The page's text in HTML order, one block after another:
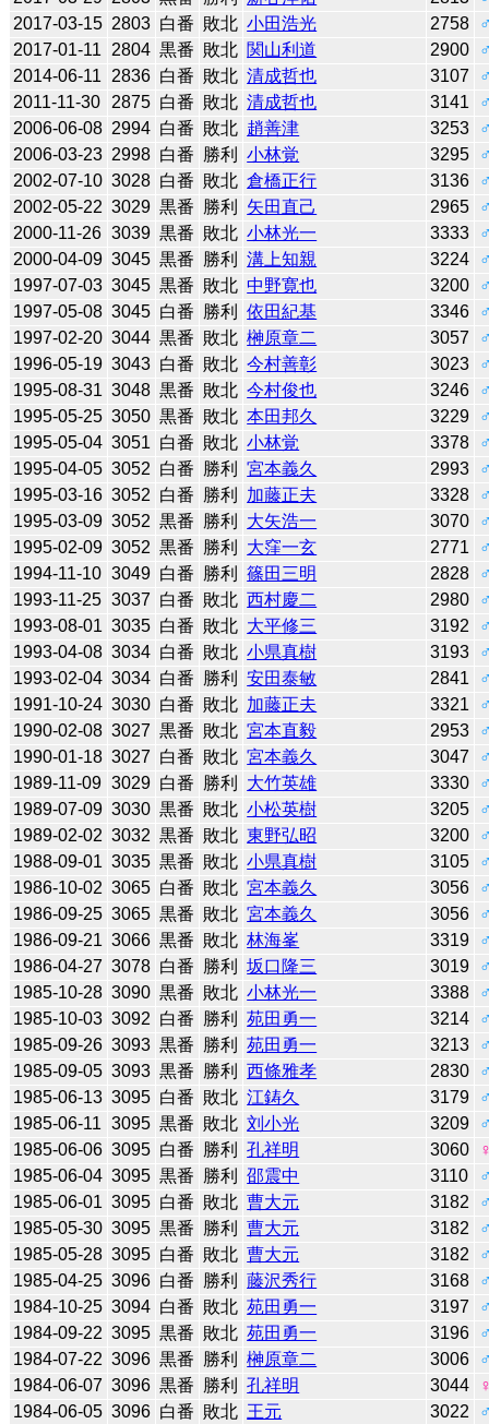
2017-03-15 2803 白番 敗北 小田浩光 2758
2017-01-11
2804 黒番 敗北 関山利道 2900
2014-06-11
2836 白番 敗北 清成哲也 3107
2011-11-30
2875 白番 敗北 清成哲也 3141
2006-06-08 2994 白番 敗北 趙善津 3253
2006-03-23 2998 白番 勝利 小林覚 3295
2002-07-10 3028 白番 敗北 倉橋正行 3136
2002-05-22 3029 黒番 勝利 矢田直己 2965
2000-11-26 3039 黒番 敗北 小林光一 3333
2000-04-09 3045 黒番 勝利 溝上知親 3224
1997-07-03 3045 黒番 敗北 中野寛也 3200
1997-05-08 3045 白番 勝利 依田紀基 3346
1997-02-20 3044 黒番 敗北 榊原章二 3057
1996-05-19 3043 白番 敗北 今村善彰 3023
1995-08-31 3048 黒番 敗北 今村俊也 3246
1995-05-25 3050 黒番 敗北 本田邦久 3229
1995-05-04 3051 白番 敗北 小林覚 3378
1995-04-05 3052 白番 勝利 宮本義久 2993
1995-03-16 3052 白番 勝利 加藤正夫 3328
1995-03-09 3052 黒番 勝利 大矢浩一 3070
1995-02-09 3052 黒番 勝利 大窪一玄 2771
1994-11-10 3049 白番 勝利 篠田三明 2828
1993-11-25 3037 白番 敗北 西村慶二 2980
1993-08-01 3035 白番 敗北 大平修三 3192
1993-04-08 3034 白番 敗北 小県真樹 3193
1993-02-04 3034 白番 勝利 安田泰敏 2841
1991-10-24 3030 白番 敗北 加藤正夫 3321
1990-02-08 3027 黒番 敗北 宮本直毅 2953
1990-01-18 3027 白番 敗北 宮本義久 3047
1989-11-09 3029 白番 勝利 大竹英雄 3330
1989-07-09 3030 黒番 敗北 小松英樹 3205
1989-02-02 3032 黒番 敗北 東野弘昭 3200
1988-09-01 3035 黒番 敗北 小県真樹 3105
1986-10-02 3065 白番 敗北 宮本義久 3056
1986-09-25 3065 黒番 敗北 宮本義久 3056
1986-09-21 3066 黒番 敗北 林海峯 3319
1986-04-27 3078 白番 勝利 坂口隆三 3019
1985-10-28 3090 黒番 敗北 小林光一 3388
1985-10-03 3092 白番 勝利 苑田勇一 3214
1985-09-26 3093 黒番 勝利 苑田勇一 3213
1985-09-05 3093 黒番 勝利 西條雅孝 2830
1985-06-13 3095 白番 敗北 江鋳久 3179
1985-06-11 3095 黒番 敗北 刘小光 3209
1985-06-06 3095 白番 勝利 孔祥明 3060
1985-06-04 3095 黒番 勝利 邵震中 3110
1985-06-01 3095 白番 敗北 曹大元 3182
1985-05-30 3095 黒番 勝利 曹大元 3182
1985-05-28 3095 白番 敗北 曹大元 3182
1985-04-25 3096 白番 勝利 藤沢秀行 3168
1984-10-25 3094 白番 敗北 苑田勇一 3197
1984-09-22 3095 黒番 敗北 苑田勇一 3196
1984-07-22 3096 黒番 勝利 榊原章二 3006
1984-06-07 3096 黒番 勝利 孔祥明 3044
1984-06-05 3096 白番 敗北 王元 3022